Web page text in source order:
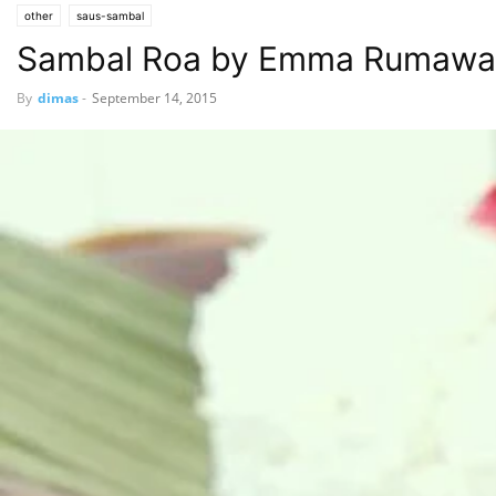
other saus-sambal
Sambal Roa by Emma
By dimas- September 14, 2015